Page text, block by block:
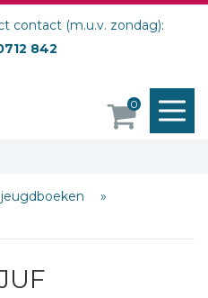
contact (m.u.v. zondag):
842
0